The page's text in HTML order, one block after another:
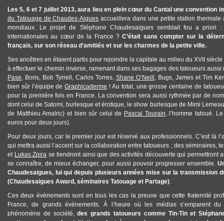
Les 5, 6 et 7 juillet 2013, aura lieu en plein cœur du Cantal une convention
du Tatouage de Chaudes-Aigues accueillera dans une petite station
mondiaux. Le projet de Stéphane Chaudesaigues semblait fou a priori
internationales au cœur de la France ?C’était sans compter sur la
français, sur son réseau d’amitiés et sur les charmes de la petite ville.
Ses ancêtres en étaient partis pour rejoindre la capitale au milieu du XVII
à effectuer le chemin inverse, ramenant dans ses bagages des tatoueurs
Pase, Boris, Bob Tyrrell, Carlos Torres, Shane O’Neill , Bugs, James et Tim
bien sûr l’équipe deGraphicaderme ! Au total, une grosse centaine de
pour la première fois en France. La convention sera aussi rythmée par de
dont celui de Satomi, burlesque et érotique, le show burlesque de Mimi
de Matthieu Amalric) et bien sûr celui de Pascal Tourain, l’homme tatoué.
euros pour deux jours).
Pour deux jours, car le premier jour est réservé aux professionnels. C’est là
qui mettra aussi l’accent sur la collaboration entre tatoueurs ; des séminaires,
et Lukas Zpira se tiendront ainsi que des activités découverte qui permettront
se connaître, de mieux échanger, pour aussi pouvoir progresser ensemble.
Chaudesaigues, lui qui depuis plusieurs années mise sur la transmission
(Chaudesaigues Award, séminaires Tatouage et Partage).
Ces deux évènements sont en tous les cas la preuve que cette fraternité
France, de grands évènements. À l’heure où les médias s’emparent
phénomène de société,des grands tatoueurs comme Tin-Tin et